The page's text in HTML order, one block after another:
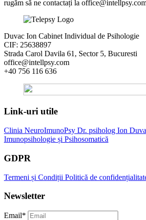
rugăm să ne contactați la
Duvac Ion Cabinet Individual de Psihologie
CIF: 25638897
Strada Carol Davila 61, Sector 5, Bucuresti
office@intellpsy.com
+40 756 116 636
Link-uri utile
Clinia NeuroImunoPsy Dr. psiholog Ion
Imunopsihologie și Psihosomatică
GDPR
Termeni și Condiții Politică de
Newsletter
Email*